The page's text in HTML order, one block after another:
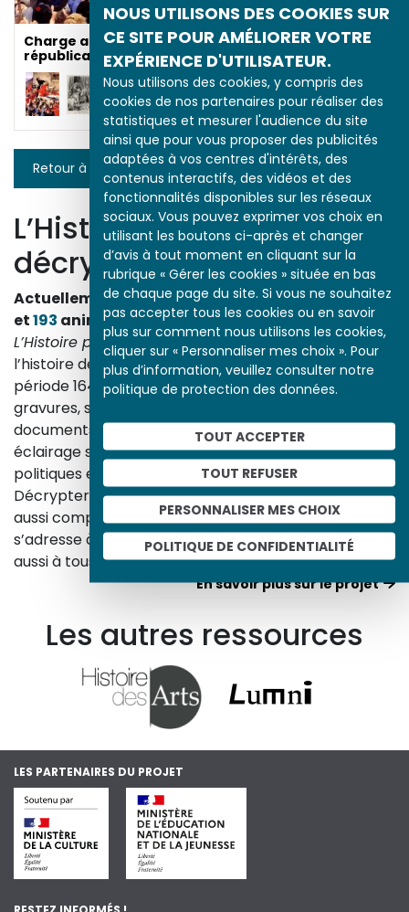
NOUS UTILISONS DES COOKIES SUR
CE SITE POUR AMÉLIORER VOTRE
EXPÉRIENCE D'UTILISATEUR.
Nous utilisons des cookies, y compris des
cookies de nos partenaires pour réaliser des
statistiques et mesurer l'audience du site
ainsi que pour vous proposer des publicités
adaptées à vos centres d'intérêts, des
contenus interactifs, des vidéos et des
fonctionnalités disponibles sur les réseaux
sociaux. Vous pouvez exprimer vos choix en
utilisant les boutons ci-après et changer
d’avis à tout moment en cliquant sur la
rubrique « Gérer les cookies » située en bas
de chaque page du site. Si vous ne souhaitez
pas accepter tous les cookies ou en savoir
plus sur comment nous utilisons les cookies,
cliquer sur « Personnaliser mes choix ». Pour
plus d’information, veuillez consulter notre
politique de protection des données.
TOUT ACCEPTER
TOUT REFUSER
PERSONNALISER MES CHOIX
POLITIQUE DE CONFIDENTIALITÉ
Charge anti-
républicaine
Retour à la liste
L’Histoire par l’image
décrypte l’histoire
Actuellement en ligne3153œuvres,1748études
et193 animations.
L’Histoire par l’imageexplore les événements de
l’histoire de France et les évolutions majeures de la
période 1643-1945. À travers des peintures, dessins,
gravures, sculptures, photographies, affiches,
documents d’archives, nos études proposent un
éclairage sur les réalités sociales, économiques,
politiques et culturelles d’une époque.
Décrypter les images et les événements d’hier, c’est
aussi comprendre ceux d’aujourd’hui. Un site qui
s’adresse à tous, famille, enseignants, élèves… mais
aussi à tous les curieux, amateurs d’art et d’histoire.
En savoir plus sur le projet
Les autres ressources
LES PARTENAIRES DU PROJET